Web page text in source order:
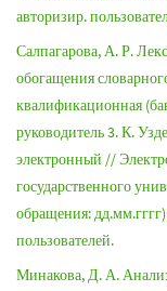
авторизир.
Салпагарова, А. Р.
обогащения
квалификационная
руководитель 3. К.
электронный //
государственного
обращения:
пользователей.
Минакова, Д. А.